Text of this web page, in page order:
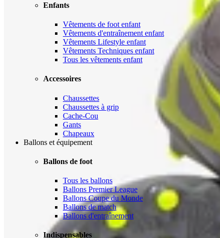
Enfants
Vêtements de foot enfant
Vêtements d'entraînement enfant
Vêtements Lifestyle enfant
Vêtements Techniques enfant
Tous les vêtements enfant
Accessoires
Chaussettes
Chaussettes à grip
Cache-Cou
Gants
Chapeaux
Ballons et équipement
Ballons de foot
Tous les ballons
Ballons Premier League
Ballons Coupe du Monde
Ballons de match
Ballons d'entraînement
Indispensables